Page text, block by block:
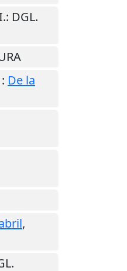
: DGL.
: De la
,